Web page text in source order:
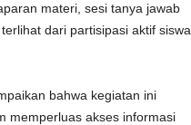
materi, sesi tanya jawab
dari partisipasi aktif siswa
bahwa kegiatan ini
memperluas akses informasi